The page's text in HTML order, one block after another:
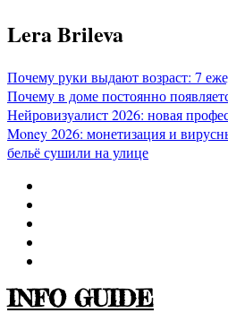
Перейти
к
Lera Brileva
Почему руки выдают возраст: 7
Почему в доме постоянно
Нейровизуалист 2026: новая
Money 2026: монетизация и
бельё сушили на улице
INFO GUIDE